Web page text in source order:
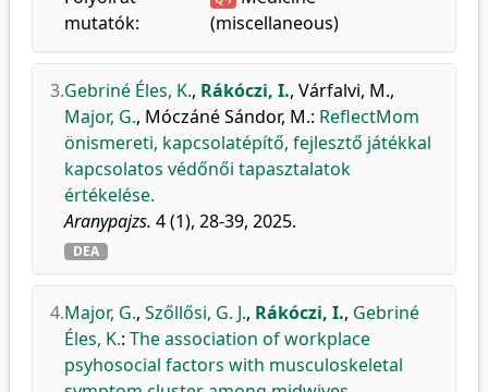
mutatók:
(miscellaneous)
3.Gebriné Éles, K., Rákóczi, I., Várfalvi, M.,
Major, G., Móczáné Sándor, M.: ReflectMom
önismereti, kapcsolatépítő, fejlesztő játékkal
kapcsolatos védőnői tapasztalatok
értékelése.
Aranypajzs. 4 (1), 28-39, 2025.
DEA
4.Major, G., Szőllősi, G. J., Rákóczi, I., Gebriné
Éles, K.: The association of workplace
psyhosocial factors with musculoskeletal